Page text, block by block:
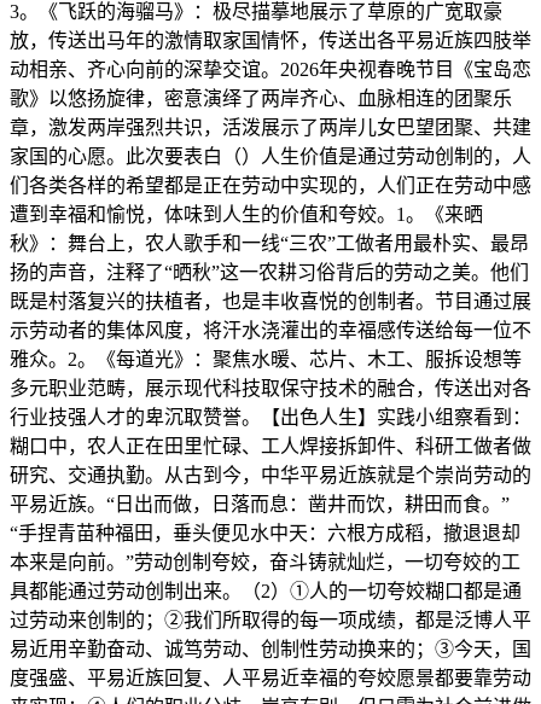
3。《飞跃的海骝马》：极尽描摹地展示了草原的广宽取豪
放，传送出马年的激情取家国情怀，传送出各平易近族四肢举
动相亲、齐心向前的深挚交谊。2026年央视春晚节目《宝岛恋
歌》以悠扬旋律，密意演绎了两岸齐心、血脉相连的团聚乐
章，激发两岸强烈共识，活泼展示了两岸儿女巴望团聚、共建
家国的心愿。此次要表白（）人生价值是通过劳动创制的，人
们各类各样的希望都是正在劳动中实现的，人们正在劳动中感
遭到幸福和愉悦，体味到人生的价值和夸姣。1。《来晒
秋》：舞台上，农人歌手和一线“三农”工做者用最朴实、最昂
扬的声音，注释了“晒秋”这一农耕习俗背后的劳动之美。他们
既是村落复兴的扶植者，也是丰收喜悦的创制者。节目通过展
示劳动者的集体风度，将汗水浇灌出的幸福感传送给每一位不
雅众。2。《每道光》：聚焦水暖、芯片、木工、服拆设想等
多元职业范畴，展示现代科技取保守技术的融合，传送出对各
行业技强人才的卑沉取赞誉。【出色人生】实践小组察看到：
糊口中，农人正在田里忙碌、工人焊接拆卸件、科研工做者做
研究、交通执勤。从古到今，中华平易近族就是个崇尚劳动的
平易近族。“日出而做，日落而息：凿井而饮，耕田而食。”
“手捏青苗种福田，垂头便见水中天：六根方成稻，撤退退却
本来是向前。”劳动创制夸姣，奋斗铸就灿烂，一切夸姣的工
具都能通过劳动创制出来。（2）①人的一切夸姣糊口都是通
过劳动来创制的；②我们所取得的每一项成绩，都是泛博人平
易近用辛勤奋动、诚笃劳动、创制性劳动换来的；③今天，国
度强盛、平易近族回复、人平易近幸福的夸姣愿景都要靠劳动